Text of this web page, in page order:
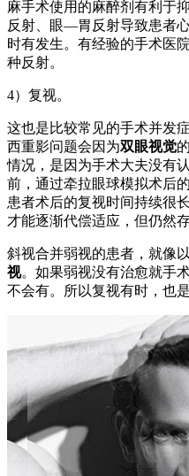
麻手术使用的麻醉剂有利于
反射、眼—胃反射导致患者
时有发生。有经验的手术医
种反射。
4）复视。
这也是比较常见的手术并发
西重影问题会因为双眼视觉
情况，是因为手术大夫没有
前，通过牵拉眼球模拟术后
患者术后的复视时间持续很
才能逐渐代偿适应，但仍然存
斜视合并弱视的患者，就像
视。如果弱视没有治愈就手
不会有。所以复视有时，也是